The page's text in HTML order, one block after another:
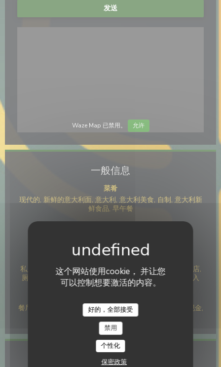
这个网站使用cookie， 并让您
可以控制想要激活的内容。
好的，全部接受
禁用
个性化
保密政策
Waze Map 已禁用。 允许
一般信息
菜肴
现代的, 新鲜的意大利面, 意大利, 意大利美食, 自制, 意大利新
鲜食品, 早午餐
服务
私人租用, 停车场, 熟食店, 鸡尾酒, 餐饮卡带走, 空调, 红酒店,
厕所和残疾人通道, 带走, 为行动不便的人提供100％的接入
餐厅门票, 签证, Titres餐厅, 大师, JCB, 欧洲卡/万事达卡, 现金,
假日券, 借记卡
交通